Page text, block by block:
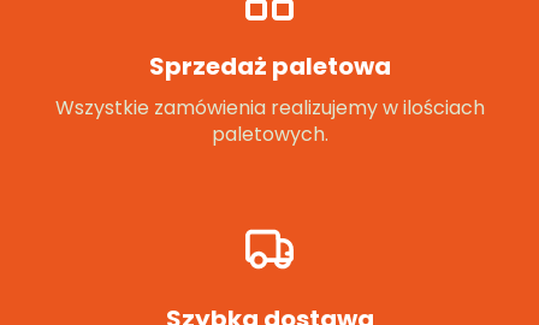
Sprzedaż paletowa
Wszystkie zamówienia realizujemy w ilościach
paletowych.